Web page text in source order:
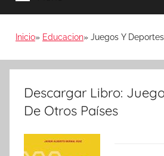
Inicio Educacion Juegos Y
Descargar Libro:
De Otros Países